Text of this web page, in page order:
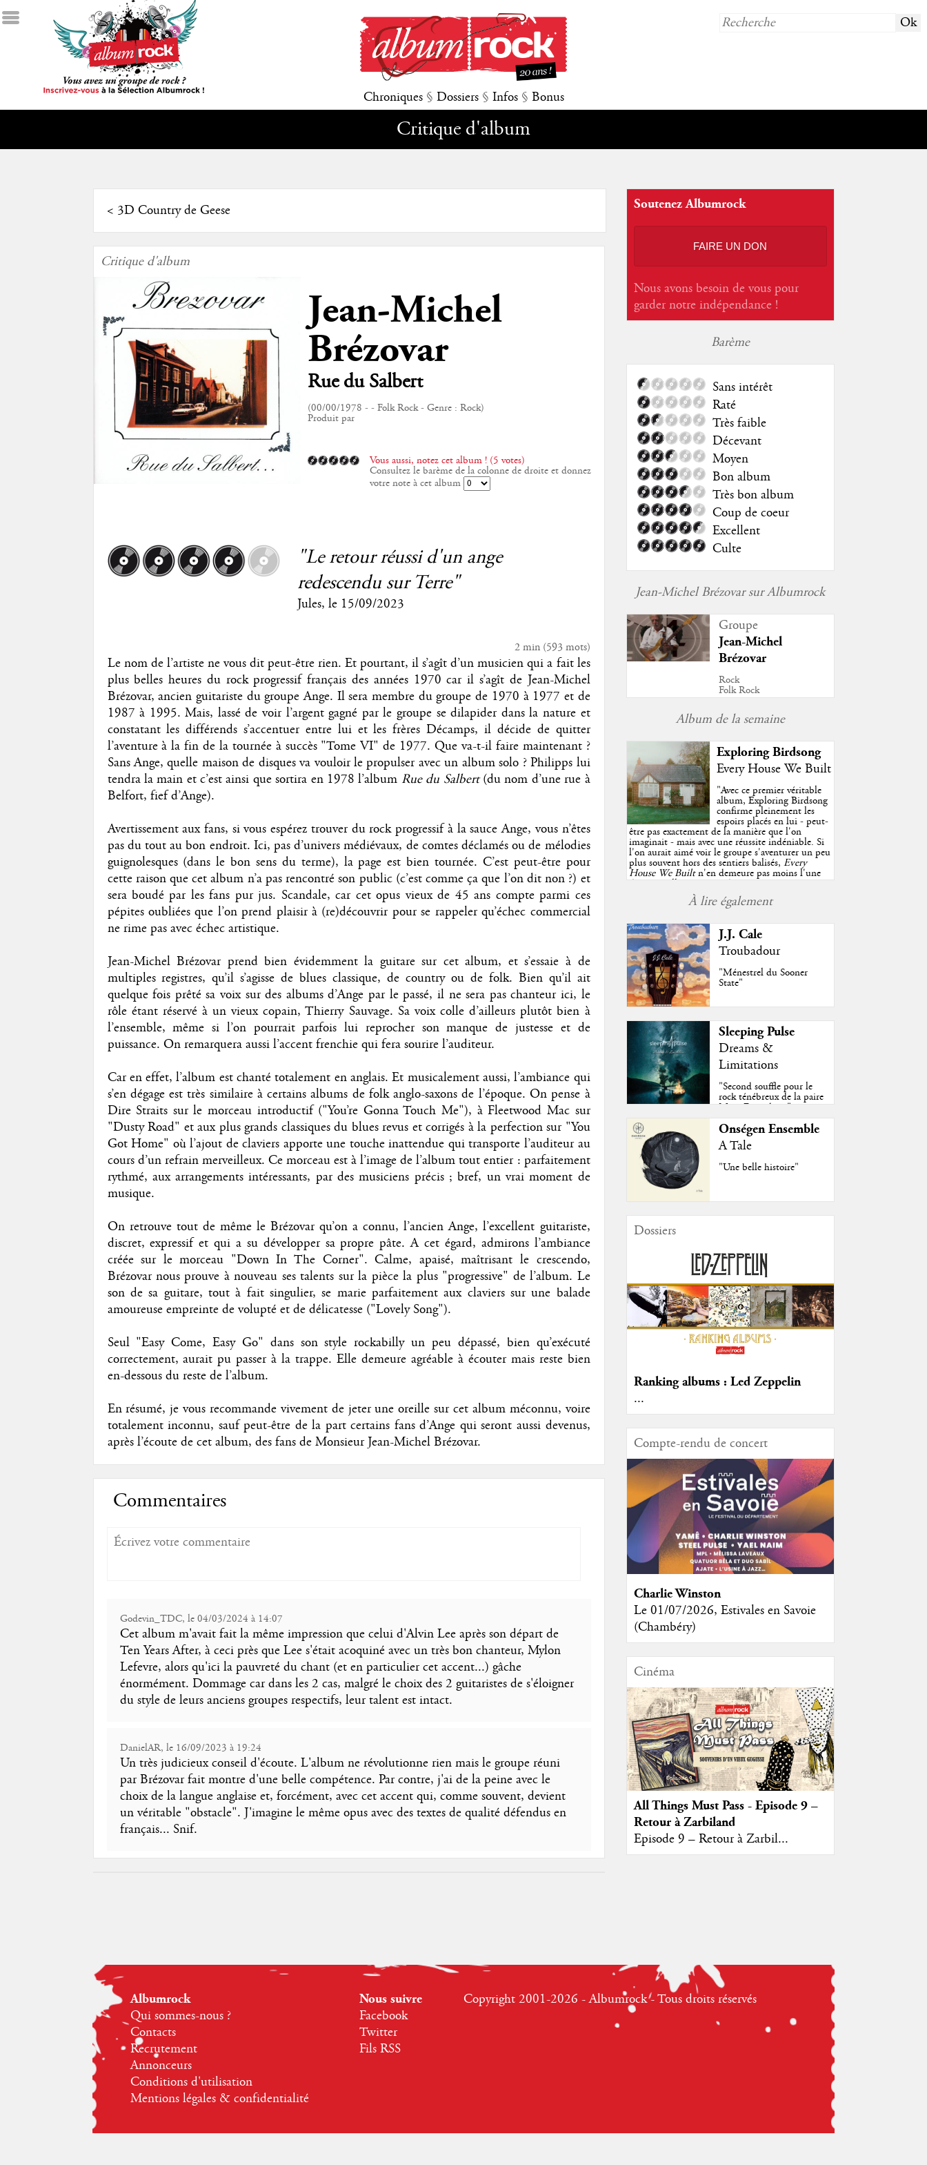
Chroniques § Dossiers § Infos § Bonus
Critique d'album
< 3D Country de Geese
Critique d'album
Jean-Michel
Brézovar
Rue du Salbert
(00/00/1978 - - Folk Rock - Genre : Rock)
Produit par
Vous aussi, notez cet album ! (5 votes)
Consultez le barème de la colonne de droite et donnez
votre note à cet album
"Le retour réussi d'un ange
redescendu sur Terre"
Jules, le 15/09/2023
2 min(593 mots)
Le nom de l’artiste ne vous dit peut-être rien. Et pourtant, il s’agît d’un musicien qui a fait les
plus belles heures du rock progressif français des années 1970 car il s’agît de Jean-Michel
Brézovar, ancien guitariste du groupe Ange. Il sera membre du groupe de 1970 à 1977 et de
1987 à 1995. Mais, lassé de voir l’argent gagné par le groupe se dilapider dans la nature et
constatant les différends s’accentuer entre lui et les frères Décamps, il décide de quitter
l’aventure à la fin de la tournée à succès "Tome VI" de 1977. Que va-t-il faire maintenant ?
Sans Ange, quelle maison de disques va vouloir le propulser avec un album solo ? Philipps lui
tendra la main et c’est ainsi que sortira en 1978 l’album Rue du Salbert(du nom d’une rue à
Belfort, fief d’Ange).
Avertissement aux fans, si vous espérez trouver du rock progressif à la sauce Ange, vous n’êtes
pas du tout au bon endroit. Ici, pas d’univers médiévaux, de comtes déclamés ou de mélodies
guignolesques (dans le bon sens du terme), la page est bien tournée. C’est peut-être pour
cette raison que cet album n’a pas rencontré son public (c’est comme ça que l’on dit non ?) et
sera boudé par les fans pur jus. Scandale, car cet opus vieux de 45 ans compte parmi ces
pépites oubliées que l’on prend plaisir à (re)découvrir pour se rappeler qu’échec commercial
ne rime pas avec échec artistique.
Jean-Michel Brézovar prend bien évidemment la guitare sur cet album, et s’essaie à de
multiples registres, qu’il s’agisse de blues classique, de country ou de folk. Bien qu’il ait
quelque fois prêté sa voix sur des albums d’Ange par le passé, il ne sera pas chanteur ici, le
rôle étant réservé à un vieux copain, Thierry Sauvage. Sa voix colle d’ailleurs plutôt bien à
l’ensemble, même si l’on pourrait parfois lui reprocher son manque de justesse et de
puissance. On remarquera aussi l’accent frenchie qui fera sourire l’auditeur.
Car en effet, l’album est chanté totalement en anglais. Et musicalement aussi, l’ambiance qui
s’en dégage est très similaire à certains albums de folk anglo-saxons de l’époque. On pense à
Dire Straits sur le morceau introductif ("You’re Gonna Touch Me"), à Fleetwood Mac sur
"Dusty Road" et aux plus grands classiques du blues revus et corrigés à la perfection sur "You
Got Home" où l’ajout de claviers apporte une touche inattendue qui transporte l’auditeur au
cours d’un refrain merveilleux. Ce morceau est à l’image de l’album tout entier : parfaitement
rythmé, aux arrangements intéressants, par des musiciens précis ; bref, un vrai moment de
musique.
On retrouve tout de même le Brézovar qu’on a connu, l’ancien Ange, l’excellent guitariste,
discret, expressif et qui a su développer sa propre pâte. A cet égard, admirons l’ambiance
créée sur le morceau "Down In The Corner". Calme, apaisé, maîtrisant le crescendo,
Brézovar nous prouve à nouveau ses talents sur la pièce la plus "progressive" de l’album. Le
son de sa guitare, tout à fait singulier, se marie parfaitement aux claviers sur une balade
amoureuse empreinte de volupté et de délicatesse ("Lovely Song").
Seul "Easy Come, Easy Go" dans son style rockabilly un peu dépassé, bien qu’exécuté
correctement, aurait pu passer à la trappe. Elle demeure agréable à écouter mais reste bien
en-dessous du reste de l’album.
En résumé, je vous recommande vivement de jeter une oreille sur cet album méconnu, voire
totalement inconnu, sauf peut-être de la part certains fans d’Ange qui seront aussi devenus,
après l’écoute de cet album, des fans de Monsieur Jean-Michel Brézovar.
Commentaires
Godevin_TDC, le 04/03/2024 à 14:07
Cet album m'avait fait la même impression que celui d'Alvin Lee après son départ de
Ten Years After, à ceci près que Lee s'était acoquiné avec un très bon chanteur, Mylon
Lefevre, alors qu'ici la pauvreté du chant (et en particulier cet accent...) gâche
énormément. Dommage car dans les 2 cas, malgré le choix des 2 guitaristes de s'éloigner
du style de leurs anciens groupes respectifs, leur talent est intact.
DanielAR, le 16/09/2023 à 19:24
Un très judicieux conseil d'écoute. L'album ne révolutionne rien mais le groupe réuni
par Brézovar fait montre d'une belle compétence. Par contre, j'ai de la peine avec le
choix de la langue anglaise et, forcément, avec cet accent qui, comme souvent, devient
un véritable "obstacle". J'imagine le même opus avec des textes de qualité défendus en
français... Snif.
Soutenez Albumrock
FAIRE UN DON
Nous avons besoin de vous pour
garder notre indépendance !
Barème
Sans intérêt
Raté
Très faible
Décevant
Moyen
Bon album
Très bon album
Coup de coeur
Excellent
Culte
Jean-Michel Brézovar sur Albumrock
Groupe
Jean-Michel
Brézovar
Rock
Folk Rock
Album de la semaine
Exploring Birdsong
Every House We Built
"Avec ce premier véritable
album, Exploring Birdsong
confirme pleinement les
espoirs placés en lui - peut-
être pas exactement de la manière que l'on
imaginait - mais avec une réussite indéniable. Si
l'on aurait aimé voir le groupe s'aventurer un peu
plus souvent hors des sentiers balisés,Every
House We Builtn'en demeure pas moins l'une
des très belles surprises de cette année, porté par
plusieurs morceaux qui trouveront sans difficulté
une place de choix dans vos playlists estivales.
À lire également
J.J. Cale
Troubadour
"Ménestrel du Sooner
State"
Sleeping Pulse
Dreams &
Limitations
"Second souffle pour le
rock ténébreux de la paire
Moss-Fazendeiro"
Onségen Ensemble
A Tale
"Une belle histoire"
Dossiers
Ranking albums : Led Zeppelin
...
Compte-rendu de concert
Charlie Winston
Le 01/07/2026, Estivales en Savoie
(Chambéry)
Cinéma
All Things Must Pass - Episode 9 –
Retour à Zarbiland
Episode 9 – Retour à Zarbil...
Albumrock
Qui sommes-nous ?
Contacts
Recrutement
Annonceurs
Conditions d'utilisation
Mentions légales & confidentialité
Nous suivre
Facebook
Twitter
Fils RSS
Copyright 2001-2026 - Albumrock - Tous droits réservés